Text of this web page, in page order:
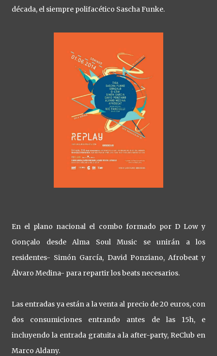
década, el siempre polifacético Sascha Funke.
En el plano nacional el combo formado por D Low y
Gonçalo desde Alma Soul Music se unirán a los
residentes- Simón García, David Ponziano, Afrobeat y
Álvaro Medina- para repartir los beats necesarios.
Las entradas ya están a la venta al precio de 20 euros, con
dos consumiciones entrando antes de las 15h, e
incluyendo la entrada gratuita a la after-party, ReClub en
Marco Aldany.